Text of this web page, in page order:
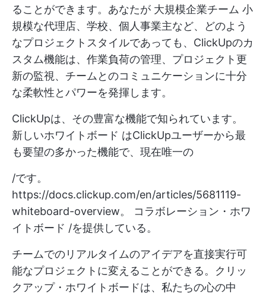
ることができます。あなたが 大規模企業チーム 小
規模な代理店、学校、個人事業主など、どのよう
なプロジェクトスタイルであっても、ClickUpのカ
スタム機能は、作業負荷の管理、プロジェクト更
新の監視、チームとのコミュニケーションに十分
な柔軟性とパワーを発揮します。
ClickUpは、その豊富な機能で知られています。
新しいホワイトボード はClickUpユーザーから最
も要望の多かった機能で、現在唯一の
/です。
https://docs.clickup.com/en/articles/5681119-
whiteboard-overview。
コラボレーション・ホワ
イトボード /を提供している。
チームでのリアルタイムのアイデアを直接実行可
能なプロジェクトに変えることができる。クリッ
クアップ・ホワイトボードは、私たちの心の中